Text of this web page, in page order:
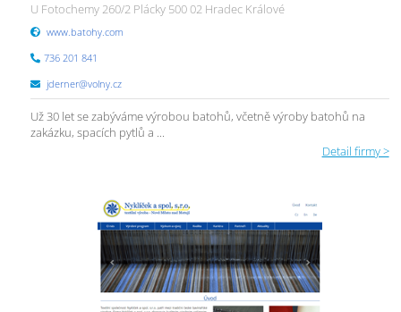
U Fotochemy 260/2 Plácky 500 02 Hradec Králové
www.batohy.com
736 201 841
jderner@volny.cz
Už 30 let se zabýváme výrobou batohů, včetně výroby batohů na
zakázku, spacích pytlů a ...
Detail firmy >